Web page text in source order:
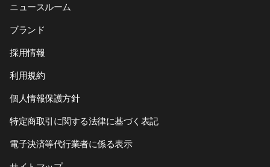
ニュースルーム
ブランド
採用情報
利用規約
個人情報保護方針
特定商取引に関する法律に基づく表記
電子決済等代行業者に係る表示